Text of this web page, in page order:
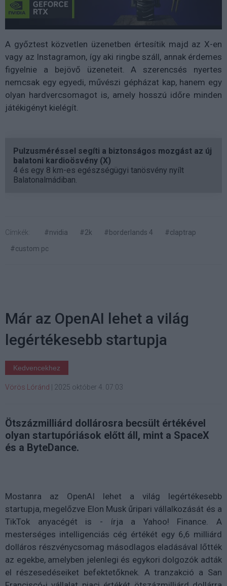
A győztest közvetlen üzenetben értesítik majd az X-en
vagy az Instagramon, így aki ringbe száll, annak érdemes
figyelnie a bejövő üzeneteit. A szerencsés nyertes
nemcsak egy egyedi, művészi gépházat kap, hanem egy
olyan hardvercsomagot is, amely hosszú időre minden
játékigényt kielégít.
Pulzusméréssel segíti a biztonságos mozgást az új
balatoni kardioösvény (X)
4 és egy 8 km-es egészségügyi tanösvény nyílt
Balatonalmádiban.
Címkék: #nvidia #2k #borderlands 4
#claptrap
#custom pc
Már az OpenAI lehet a világ
legértékesebb startupja
Kedvencekhez
Vörös Lóránd 2025 október 4. 07:03
Ötszázmilliárd dollárosra becsült értékével
olyan startupóriások előtt áll, mint a SpaceX
és a ByteDance.
Mostanra az OpenAI lehet a világ legértékesebb
startupja, megelőzve Elon Musk űripari vállalkozását és a
TikTok anyacégét is - írja a Yahoo! Finance. A
mesterséges intelligenciás cég értékét egy 6,6 milliárd
dolláros részvénycsomag másodlagos eladásával lőtték
az egekbe, amelyben jelenlegi és egykori dolgozók adták
el részesedéseiket befektetőknek. A tranzakció a San